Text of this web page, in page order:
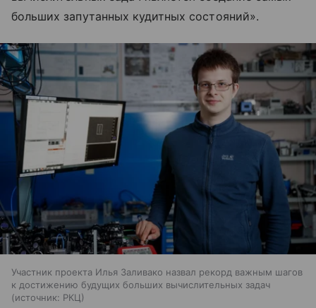
больших запутанных кудитных состояний».
Участник проекта Илья Заливако назвал рекорд важным шагов
к достижению будущих больших вычислительных задач
источник: РКЦ